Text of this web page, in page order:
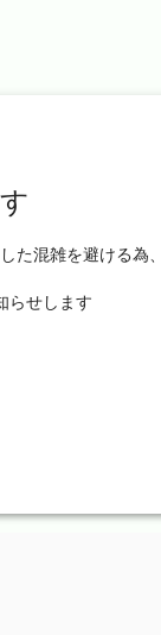
た混雑を避ける為
らせします